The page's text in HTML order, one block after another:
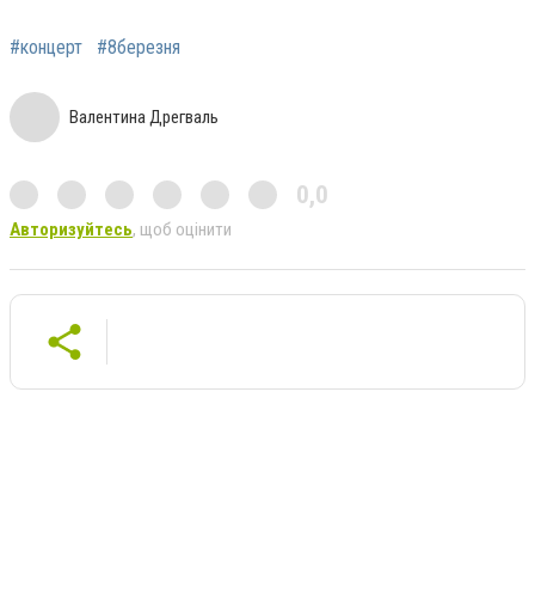
#концерт #8березня
Валентина Дрегваль
0,0
Авторизуйтесь, щоб оцінити